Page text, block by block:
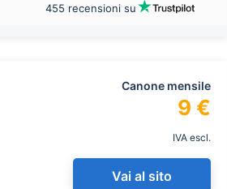
455 recensioni su
Canone mensile
9 €
IVA escl.
Vai al sito